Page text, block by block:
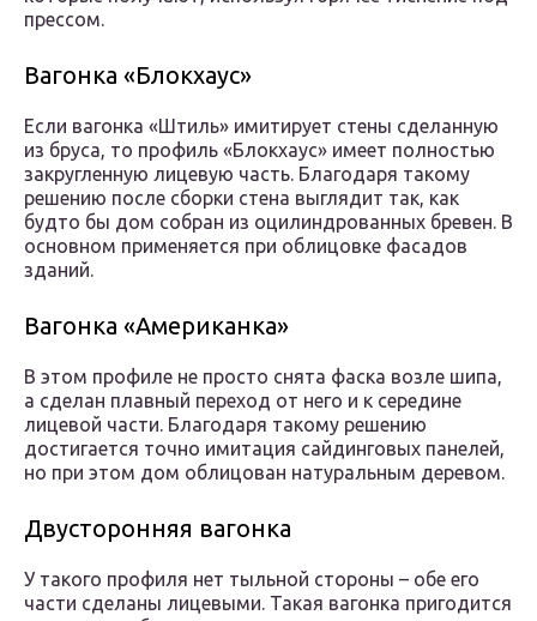
прессом.
Вагонка «Блокхаус»
Если вагонка «Штиль» имитирует стены сделанную
из бруса, то профиль «Блокхаус» имеет полностью
закругленную лицевую часть. Благодаря такому
решению после сборки стена выглядит так, как
будто бы дом собран из оцилиндрованных бревен. В
основном применяется при облицовке фасадов
зданий.
Вагонка «Американка»
В этом профиле не просто снята фаска возле шипа,
а сделан плавный переход от него и к середине
лицевой части. Благодаря такому решению
достигается точно имитация сайдинговых панелей,
но при этом дом облицован натуральным деревом.
Двусторонняя вагонка
У такого профиля нет тыльной стороны – обе его
части сделаны лицевыми. Такая вагонка пригодится